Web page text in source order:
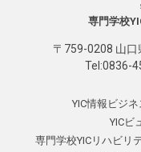
専門学校
〒759-0208 山
Tel:0836-
YIC情報ビジ
YICビ
専門学校YICリハビリ